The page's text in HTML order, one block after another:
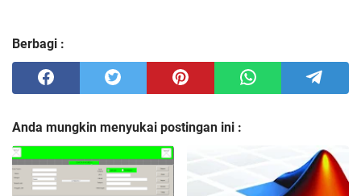
Berbagi :
Anda mungkin menyukai postingan ini :